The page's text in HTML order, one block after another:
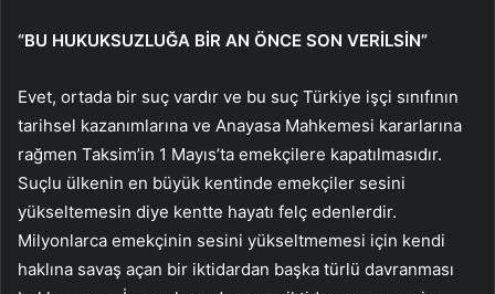
“BU HUKUKSUZLUĞA BİR AN ÖNCE SON VERİLSİN”
Evet, ortada bir suç vardır ve bu suç Türkiye işçi sınıfının
tarihsel kazanımlarına ve Anayasa Mahkemesi kararlarına
rağmen Taksim’in 1 Mayıs’ta emekçilere kapatılmasıdır.
Suçlu ülkenin en büyük kentinde emekçiler sesini
yükseltemesin diye kentte hayatı felç edenlerdir.
Milyonlarca emekçinin sesini yükseltmemesi için kendi
haklına savaş açan bir iktidardan başka türlü davranması